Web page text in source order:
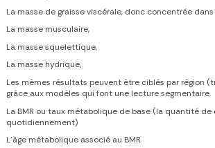
La masse de graisse viscérale, donc concentrée dans
La masse musculaire,
La masse squelettique,
La masse hydrique,
Les mêmes résultats peuvent être ciblés par région
grâce aux modèles qui font une lecture segmentaire.
La BMR ou taux métabolique de base (la quantité de
quotidiennement)
L’âge métabolique associé au BMR